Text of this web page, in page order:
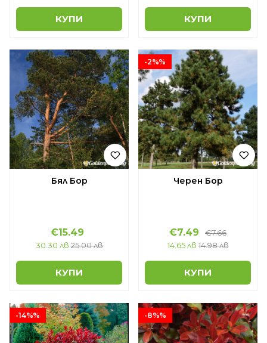
КУПИ КУПИ
Бял Бор
€15.49
30.30 лв 25.00 лв
КУПИ
-2%%
Черен Бор
€7.49
€7.66
14.65 лв 14.98 лв
КУПИ
-14%% -8%%